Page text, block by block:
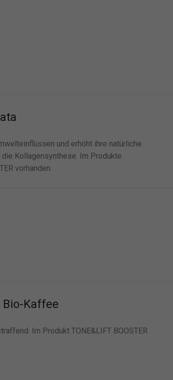
und erhöht ihre natürliche
Kollagensynthese. Im Produkte
vorhanden.
Kaffee
Im Produkt TONE&LIFT BOOSTER